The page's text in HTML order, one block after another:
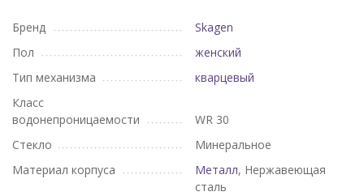
Бренд
Skagen
Пол
женский
Тип механизма
кварцевый
Класс
водонепроницаемости
WR 30
Стекло
Минеральное
Материал корпуса
Металл, Нержавеющая
сталь